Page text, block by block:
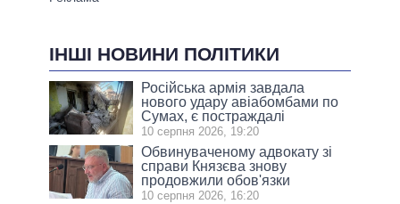
ІНШІ НОВИНИ ПОЛІТИКИ
Російська армія завдала
нового удару авіабомбами по
Сумах, є постраждалі
10 серпня 2026, 19:20
Обвинуваченому адвокату зі
справи Князєва знову
продовжили обов'язки
10 серпня 2026, 16:20